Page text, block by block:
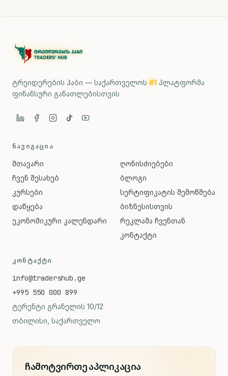
ტრეიდერების ჰაბი — საქართველოს #1 პლატფორმა
ფინანსური განათლებისთვის
ᲜᲐᲕᲘᲒᲐᲪᲘᲐ
მთავარი
ჩვენ შესახებ
კურსები
დაწყება
ეკონომიკური კალენდარი
ღონისძიებები
ბლოგი
სერტიფიკატის შემოწმება
ბიზნესისთვის
რეკლამა ჩვენთან
კონტაქტი
ᲙᲝᲜᲢᲐᲥᲢᲘ
info@tradershub.ge
+995 550 000 899
ტერენტი გრანელის 10/12
თბილისი, საქართველო
ჩამოტვირთე აპლიკაცია